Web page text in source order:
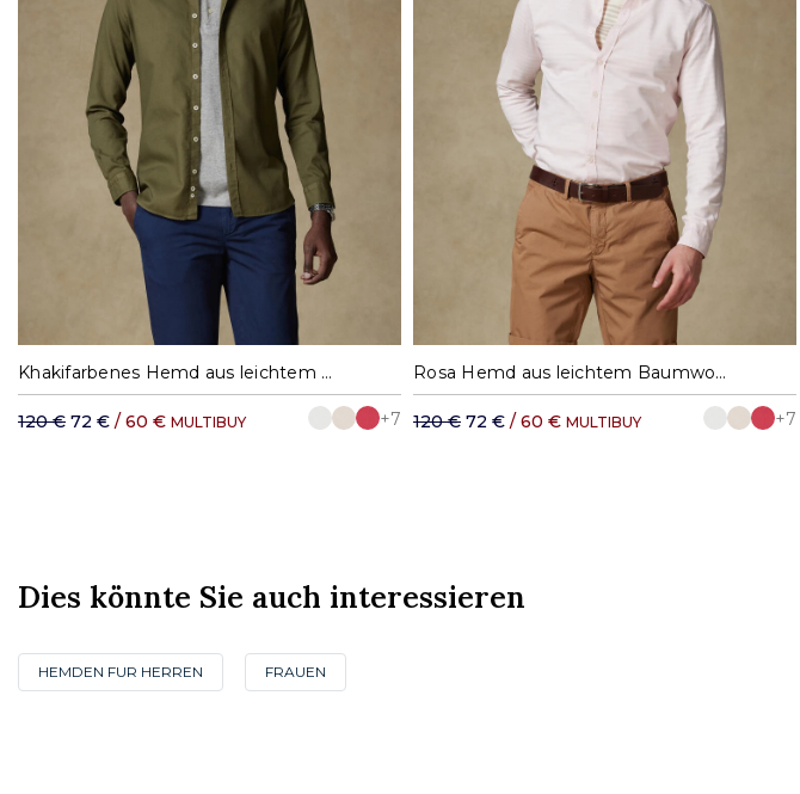
M L XL XXL Khakifarbenes Hemd aus leichtem Baumwollstoff
120 € 72 € / 60 € MULTIBUY +7
M L XL XXL Rosa Hemd aus leichtem Baumwollstoff
120 € 72 € / 60 € MULTIBUY +7
Dies könnte Sie auch interessieren
HEMDEN FUR HERREN FRAUEN